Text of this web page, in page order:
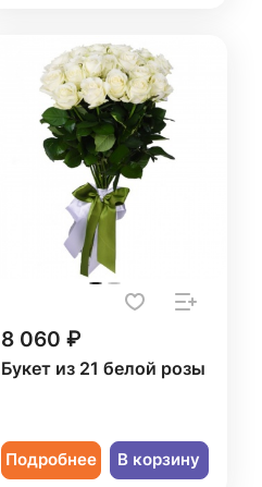
8 060 ₽
Букет из 21 белой розы
Подробнее В корзину